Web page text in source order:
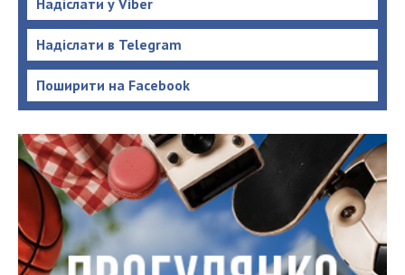
Надіслати у Viber
Надіслати в Telegram
Поширити на Facebook